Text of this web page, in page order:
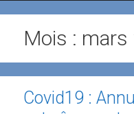
Mois : mars
Covid19 :